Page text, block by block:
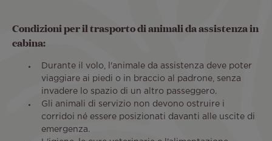
Condizioni per il trasporto di animali da assistenza in
cabina:
Durante il volo, l'animale da assistenza deve poter
viaggiare ai piedi o in braccio al padrone, senza
invadere lo spazio di un altro passeggero.
Gli animali di servizio non devono ostruire i
corridoi né essere posizionati davanti alle uscite di
emergenza.